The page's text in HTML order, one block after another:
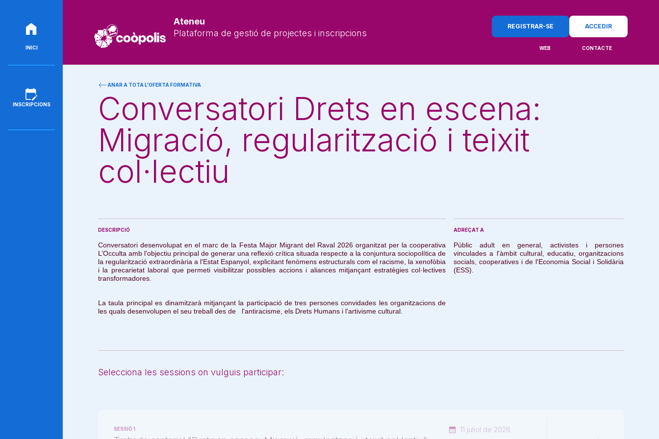
INICI
INSCRIPCIONS
Ateneu
Plataforma de gestió de projectes i inscripcions
REGISTRAR-SE ACCEDIR
WEB CONTACTE
ANAR A TOTA L'OFERTA FORMATIVA
Conversatori Drets en escena:
Migració, regularització i teixit
col·lectiu
DESCRIPCIÓ
Conversatori desenvolupat en el marc de la Festa Major Migrant del Raval 2026 organitzat per la cooperativa
L’Occulta amb l'objectiu principal de generar una reflexió crítica situada respecte a la conjuntura sociopolítica de
la regularització extraordinària a l'Estat Espanyol, explicitant fenòmens estructurals com el racisme, la xenofòbia
i la precarietat laboral que permeti visibilitzar possibles accions i aliances mitjançant estratègies col·lectives
transformadores.
La taula principal es dinamitzarà mitjançant la participació de tres persones convidades les organitzacions de
les quals desenvolupen el seu treball des de l'antiracisme, els Drets Humans i l'artivisme cultural.
ADREÇAT A
Públic adult en general, activistes i persones
vinculades a l'àmbit cultural, educatiu, organitzacions
socials, cooperatives i de l'Economia Social i Solidària
(ESS).
Selecciona les sessions on vulguis participar:
SESSIÓ 1
11 juliol de 2026